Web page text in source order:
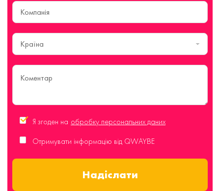
Країна
Я згоден на обробку персональних даних
Отримувати інформацію від QWAYBE
Надіслати